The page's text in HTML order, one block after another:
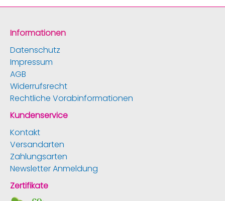
Informationen
Datenschutz
Impressum
AGB
Widerrufsrecht
Rechtliche Vorabinformationen
Kundenservice
Kontakt
Versandarten
Zahlungsarten
Newsletter Anmeldung
Zertifikate